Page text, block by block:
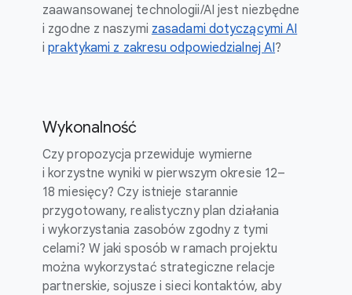
zaawansowanej technologii/AI jest niezbędne
i zgodne z naszymi zasadami dotyczącymi AI
ipraktykami z zakresu odpowiedzialnej AI?
Wykonalność
Czy propozycja przewiduje wymierne
i korzystne wyniki w pierwszym okresie 12–
18 miesięcy? Czy istnieje starannie
przygotowany, realistyczny plan działania
i wykorzystania zasobów zgodny z tymi
celami? W jaki sposób w ramach projektu
można wykorzystać strategiczne relacje
partnerskie, sojusze i sieci kontaktów, aby